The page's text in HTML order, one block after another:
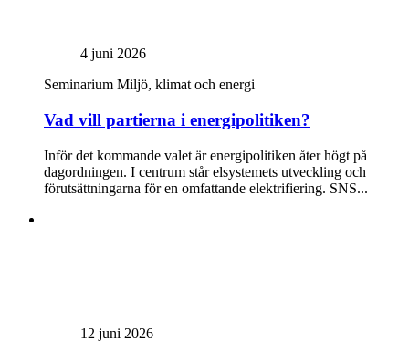
4 juni 2026
Seminarium Miljö, klimat och energi
Vad vill partierna i energipolitiken?
Inför det kommande valet är energipolitiken åter högt på
dagordningen. I centrum står elsystemets utveckling och
förutsättningarna för en omfattande elektrifiering. SNS...
12 juni 2026